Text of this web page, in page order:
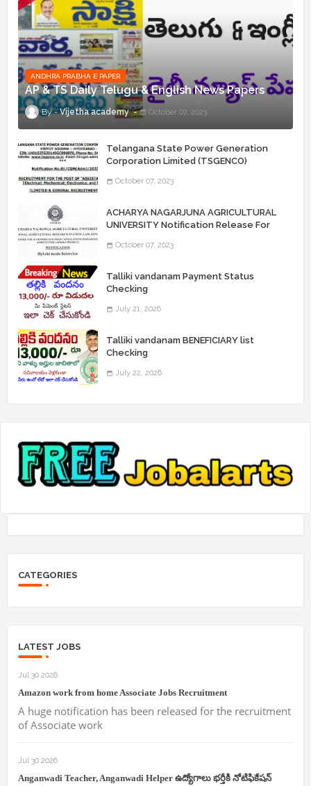
ANDHRA PRABHA E PAPER
AP & TS Daily Telugu & English News Papers
Vijetha academy October 07, 2023
Telangana State Power Generation
Corporation Limited (TSGENCO)
“Assistant Engineers" Posts
October 07, 2023
ACHARYA NAGARJUNA AGRICULTURAL
UNIVERSITY Notification Release For
October 07, 2023
Talliki vandanam Payment Status
Checking
July 21, 2026
Talliki vandanam BENEFICIARY list
Checking
July 22, 2026
CATEGORIES
LATEST JOBS
Jul 30 2026
Amazon work from home Associate Jobs Recruitment
A huge notification has been released for the recruitment
of Associate work
Jul 30 2026
Anganwadi Teacher, Anganwadi Helper ఉద్యోగాలు భర్తీకి నోటిఫికేషన్